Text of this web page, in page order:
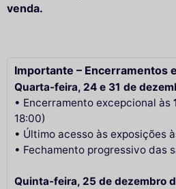
venda.
Importante – Encerramentos
Quarta-feira, 24 e 31 de
• Encerramento excepcional às
18:00)
• Último acesso às exposições
• Fechamento progressivo das
Quinta-feira, 25 de dezembro